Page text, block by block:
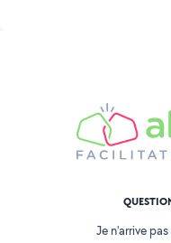
Je n'arrive